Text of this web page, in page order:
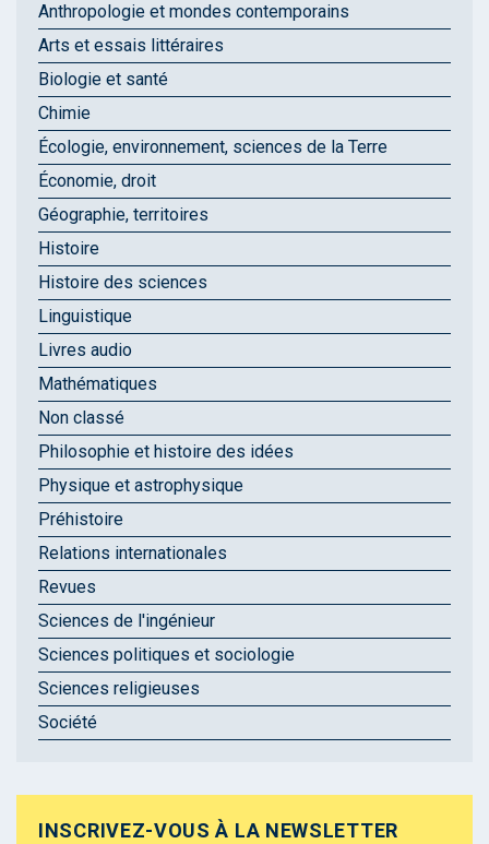
Anthropologie et mondes contemporains
Arts et essais littéraires
Biologie et santé
Chimie
Écologie, environnement, sciences de la Terre
Économie, droit
Géographie, territoires
Histoire
Histoire des sciences
Linguistique
Livres audio
Mathématiques
Non classé
Philosophie et histoire des idées
Physique et astrophysique
Préhistoire
Relations internationales
Revues
Sciences de l'ingénieur
Sciences politiques et sociologie
Sciences religieuses
Société
INSCRIVEZ-VOUS À LA NEWSLETTER